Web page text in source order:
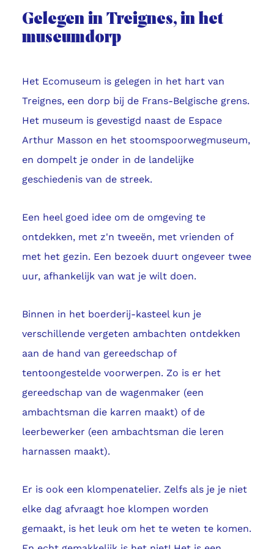
Gelegen in Treignes, in het
museumdorp
Het Ecomuseum is gelegen in het hart van
Treignes, een dorp bij de Frans-Belgische grens.
Het museum is gevestigd naast de Espace
Arthur Masson en het stoomspoorwegmuseum,
en dompelt je onder in de landelijke
geschiedenis van de streek.
Een heel goed idee om de omgeving te
ontdekken, met z'n tweeën, met vrienden of
met het gezin. Een bezoek duurt ongeveer twee
uur, afhankelijk van wat je wilt doen.
Binnen in het boerderij-kasteel kun je
verschillende vergeten ambachten ontdekken
aan de hand van gereedschap of
tentoongestelde voorwerpen. Zo is er het
gereedschap van de wagenmaker (een
ambachtsman die karren maakt) of de
leerbewerker (een ambachtsman die leren
harnassen maakt).
Er is ook een klompenatelier. Zelfs als je je niet
elke dag afvraagt hoe klompen worden
gemaakt, is het leuk om het te weten te komen.